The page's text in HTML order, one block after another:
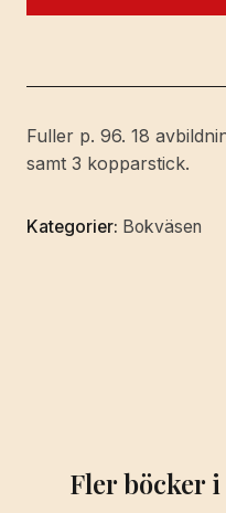
I.
[All
publ.].
Fuller p. 96. 18
samt 3 kopparstick.
Kategorier: Bokväsen
Fler böcker